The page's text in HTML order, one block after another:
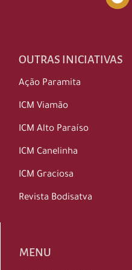
OUTRAS INICIATIVAS
Ação Paramita
ICM Viamão
ICM Alto Paraíso
ICM Canelinha
ICM Graciosa
Revista Bodisatva
MENU